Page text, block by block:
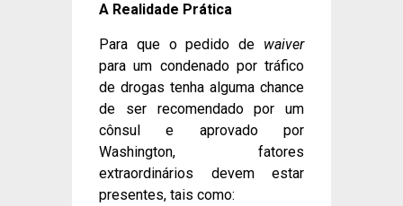
A Realidade Prática
Para que o pedido de waiver
para um condenado por tráfico
de drogas tenha alguma chance
de ser recomendado por um
cônsul e aprovado por
Washington, fatores
extraordinários devem estar
presentes, tais como: